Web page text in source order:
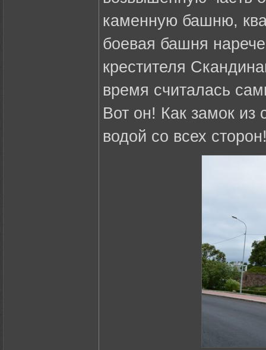
каменную башню,
боевая башня
крестителя
время считалась
Вот он! Как замок из
водой со всех